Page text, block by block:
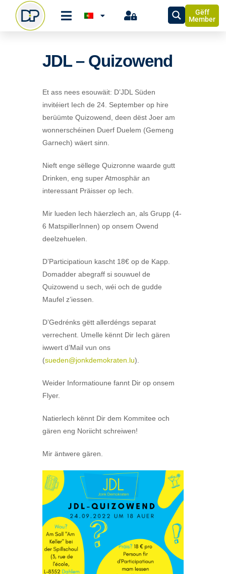
Gëff
Member
JDL – Quizowend
Et ass nees esouwäit: D’JDL Süden
invitéiert Iech de 24. September op hire
berüümte Quizowend, deen dëst Joer am
wonnerschéinen Duerf Duelem (Gemeng
Garnech) wäert sinn.
Nieft enge sëllege Quizronne waarde gutt
Drinken, eng super Atmosphär an
interessant Präisser op Iech.
Mir lueden Iech häerzlech an, als Grupp (4-
6 MatspillerInnen) op onsem Owend
deelzehuelen.
D’Participatioun kascht 18€ op de Kapp.
Domadder abegraff si souwuel de
Quizowend u sech, wéi och de gudde
Maufel z’iessen.
D’Gedrénks gëtt allerdéngs separat
verrechent. Umelle kënnt Dir Iech gären
iwwert d’Mail vun ons
(sueden@jonkdemokraten.lu).
Weider Informatioune fannt Dir op onsem
Flyer.
Natierlech kënnt Dir dem Kommitee och
gären eng Noriicht schreiwen!
Mir äntwere gären.